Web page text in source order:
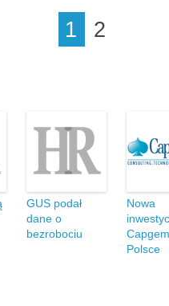
1 2
GUS podał
dane o
bezrobociu
Nowa
Polsce